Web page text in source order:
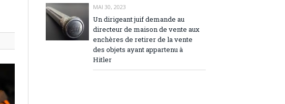
MAI 30, 2023
Un dirigeant juif demande au
directeur de maison de vente aux
enchères de retirer de la vente
des objets ayant appartenu à
Hitler